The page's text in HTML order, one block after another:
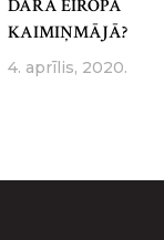
DARA EIROPA
KAIMIŅMĀJĀ?
4. aprīlis, 2020.